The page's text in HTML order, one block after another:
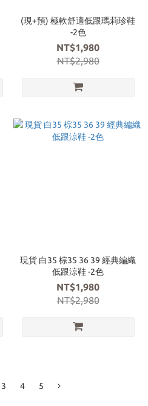
(現+預) 極軟舒適低跟瑪莉珍鞋
-2色
NT$1,980
NT$2,980
現貨 白35 棕35 36 39 經典編織
低跟涼鞋 -2色
NT$1,980
NT$2,980
3 4 5